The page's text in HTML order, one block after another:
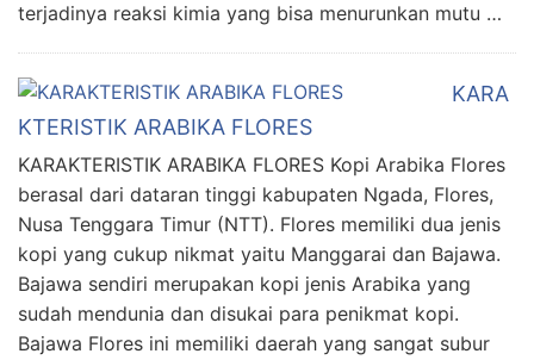
terjadinya reaksi kimia yang bisa menurunkan mutu …
KARA
KTERISTIK ARABIKA FLORES
KARAKTERISTIK ARABIKA FLORES Kopi Arabika Flores
berasal dari dataran tinggi kabupaten Ngada, Flores,
Nusa Tenggara Timur (NTT). Flores memiliki dua jenis
kopi yang cukup nikmat yaitu Manggarai dan Bajawa.
Bajawa sendiri merupakan kopi jenis Arabika yang
sudah mendunia dan disukai para penikmat kopi.
Bajawa Flores ini memiliki daerah yang sangat subur